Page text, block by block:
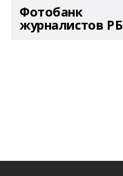
Фотобанк
журналистов РБ